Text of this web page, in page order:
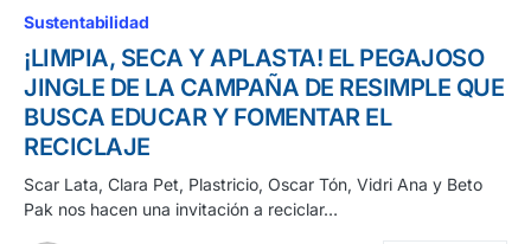
Sustentabilidad
¡LIMPIA, SECA Y APLASTA! EL PEGAJOSO
JINGLE DE LA CAMPAÑA DE RESIMPLE QUE
BUSCA EDUCAR Y FOMENTAR EL
RECICLAJE
Scar Lata, Clara Pet, Plastricio, Oscar Tón, Vidri Ana y Beto
Pak nos hacen una invitación a reciclar…